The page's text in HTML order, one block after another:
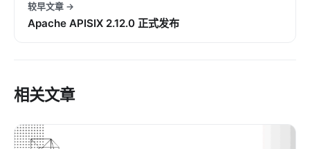
较早文章 →
Apache APISIX 2.12.0 正式发布
相关文章